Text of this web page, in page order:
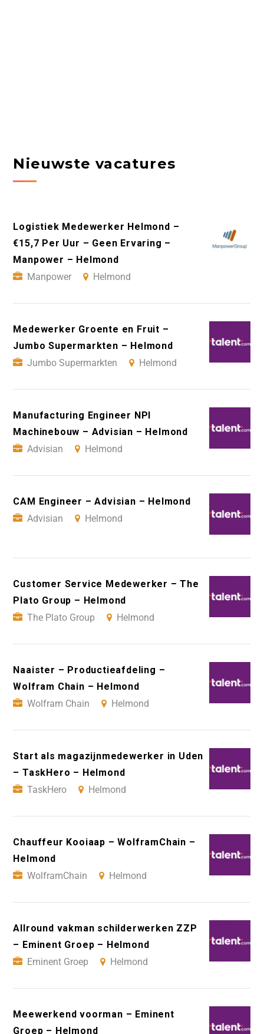
Nieuwste vacatures
Logistiek Medewerker Helmond –
€15,7 Per Uur – Geen Ervaring –
Manpower – Helmond
Manpower
Helmond
Medewerker Groente en Fruit –
Jumbo Supermarkten – Helmond
Jumbo Supermarkten
Helmond
Manufacturing Engineer NPI
Machinebouw – Advisian – Helmond
Advisian
Helmond
CAM Engineer – Advisian – Helmond
Advisian
Helmond
Customer Service Medewerker – The
Plato Group – Helmond
The Plato Group
Helmond
Naaister – Productieafdeling –
Wolfram Chain – Helmond
Wolfram Chain
Helmond
Start als magazijnmedewerker in Uden
– TaskHero – Helmond
TaskHero
Helmond
Chauffeur Kooiaap – WolframChain –
Helmond
WolframChain
Helmond
Allround vakman schilderwerken ZZP
– Eminent Groep – Helmond
Eminent Groep
Helmond
Meewerkend voorman – Eminent
Groep – Helmond